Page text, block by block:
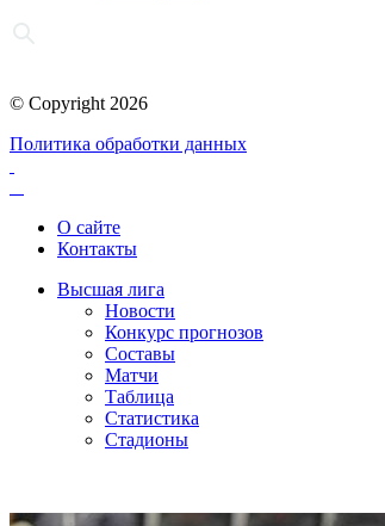
© Copyright 2026
Политика обработки данных
О сайте
Контакты
Высшая лига
Новости
Конкурс прогнозов
Составы
Матчи
Таблица
Статистика
Стадионы